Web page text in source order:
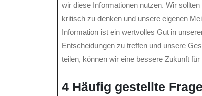
wir diese Informationen nutzen. Wir
kritisch zu denken und unsere eigenen
Information ist ein wertvolles Gut in
Entscheidungen zu treffen und unsere
teilen, können wir eine bessere Zukunft
4 Häufig gestellte